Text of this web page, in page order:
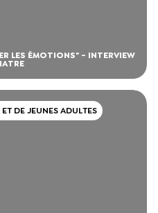
LES ÉMOTIONS" - INTERVIEW
DE JEUNES ADULTES